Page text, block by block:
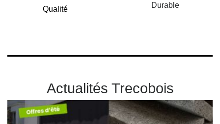
Qualité Durable
Actualités Trecobois